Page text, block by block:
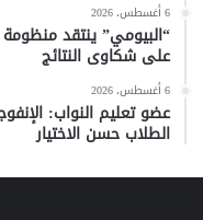
6 أغسطس، 2026
“البيومي” ينتقد منظومة
على شكاوى النتائج
6 أغسطس، 2026
عضو تعليم النواب:
الطلاب حسن الاختيار